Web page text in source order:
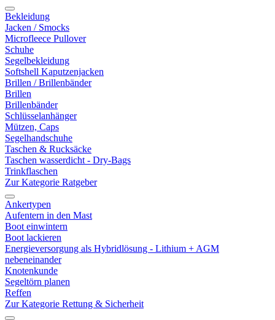
Bekleidung
Jacken / Smocks
Microfleece Pullover
Schuhe
Segelbekleidung
Softshell Kaputzenjacken
Brillen / Brillenbänder
Brillen
Brillenbänder
Schlüsselanhänger
Mützen, Caps
Segelhandschuhe
Taschen & Rucksäcke
Taschen wasserdicht - Dry-Bags
Trinkflaschen
Zur Kategorie Ratgeber
Ankertypen
Aufentern in den Mast
Boot einwintern
Boot lackieren
Energieversorgung als Hybridlösung - Lithium + AGM
nebeneinander
Knotenkunde
Segeltörn planen
Reffen
Zur Kategorie Rettung & Sicherheit